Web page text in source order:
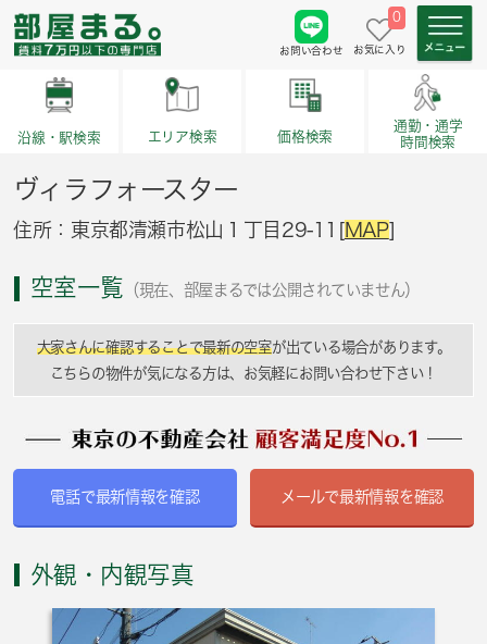
お問い合わせ
0
お気に入り
沿線・駅検索 エリア検索 価格検索
通勤・通学
時間検索
ヴィラフォースター
住所：東京都清瀬市松山１丁目29-11[MAP]
空室一覧 （現在、部屋まるでは公開されていません）
大家さんに確認することで最新の空室が出ている場合があります。
こちらの物件が気になる方は、お気軽にお問い合わせ下さい！
電話で最新情報を確認 メールで最新情報を確認
外観・内観写真